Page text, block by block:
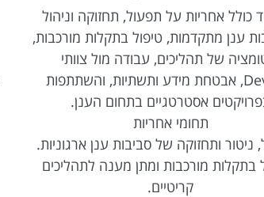
כולל אחריות על תפעול, תחזוקה וניהול
ענן מתקדמות, טיפול בתקלות מורכבות,
של תהליכים, עבודה מול צוותי
DevOps, אבטחת מידע ותשתיות, והשתתפות
אסטרטגיים בתחום הענן.
תחומי אחריות
ניטור ותחזוקה של סביבות ענן ארגוניות.
בתקלות מורכבות ומתן מענה לתהליכים
קריטיים.